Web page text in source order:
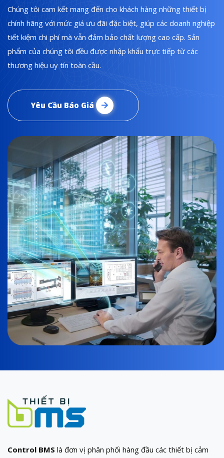
Chúng tôi cam kết mang đến cho khách hàng những thiết bị
chính hãng với mức giá ưu đãi đặc biệt, giúp các doanh nghiệp
tiết kiệm chi phí mà vẫn đảm bảo chất lượng cao cấp. Sản
phẩm của chúng tôi đều được nhập khẩu trực tiếp từ các
thương hiệu uy tín toàn cầu.
Yêu Cầu Báo Giá
Control BMS là đơn vị phân phối hàng đầu các thiết bị cảm